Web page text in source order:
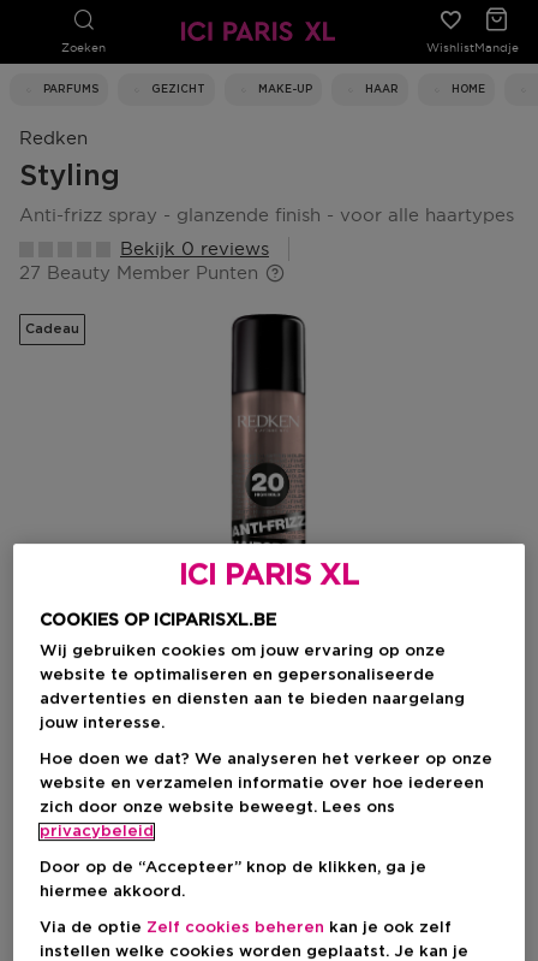
Zoeken WishlistMandje
PARFUMS GEZICHT MAKE-UP HAAR HOME
Redken
Styling
anti-frizz spray - glanzende finish - voor alle haartypes
Bekijk 0 reviews
27 Beauty Member Punten
Cadeau
Kies je formaat
250 ML Op voorraad
€ 27,90
ICI PARIS XL
COOKIES OP ICIPARISXL.BE
Wij gebruiken cookies om jouw ervaring op onze
website te optimaliseren en gepersonaliseerde
advertenties en diensten aan te bieden naargelang
jouw interesse.
Hoe doen we dat? We analyseren het verkeer op onze
website en verzamelen informatie over hoe iedereen
zich door onze website beweegt. Lees ons
privacybeleid
Door op de “Accepteer” knop de klikken, ga je
hiermee akkoord.
Via de optie Zelf cookies beheren kan je ook zelf
instellen welke cookies worden geplaatst. Je kan je